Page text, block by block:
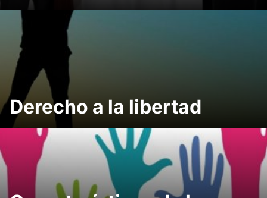
Derecho a la libertad